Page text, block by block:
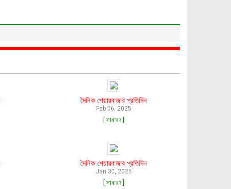
দৈনিক শেয়ারবাজার প্রতিদিন
Feb 06, 2025
[ সাধারণ ]
দৈনিক শেয়ারবাজার প্রতিদিন
Jan 30, 2025
[ সাধারণ ]